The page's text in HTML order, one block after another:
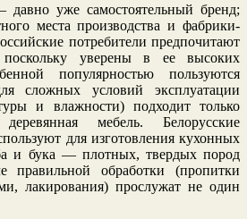
давно уже самостоятельный бренд;
места производства и фабрики-
потребители предпочитают
уверены в ее высоких
популярностью пользуются
сложных условий эксплуатации
и влажности) подходит только
мебель. Белорусские
для изготовления кухонных
и бука — плотных, твердых пород
правильной обработки (пропитки
лакирования) прослужат не один